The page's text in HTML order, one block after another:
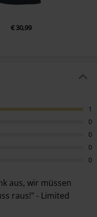
€ 30,99
1
0
0
0
0
aus, wir müssen
raus!" - Limited